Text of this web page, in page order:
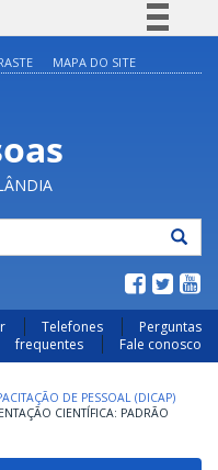
Acesso à informação
Legislação
Canais
MAPA DO SITE
Telefones
Perguntas
frequentes
Fale conosco
DE PESSOAL (DICAP)
CIENTÍFICA: PADRÃO